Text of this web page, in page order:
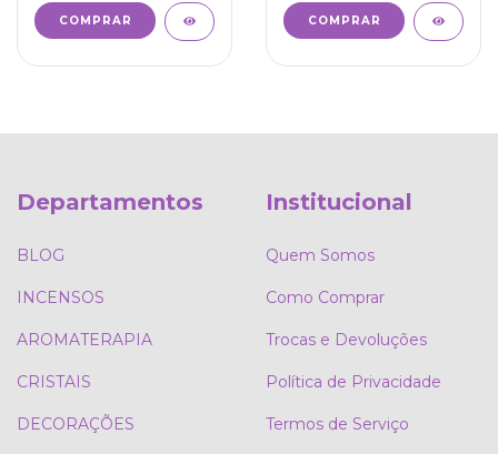
Departamentos
BLOG
INCENSOS
AROMATERAPIA
CRISTAIS
DECORAÇÕES
Institucional
Quem Somos
Como Comprar
Trocas e Devoluções
Política de Privacidade
Termos de Serviço